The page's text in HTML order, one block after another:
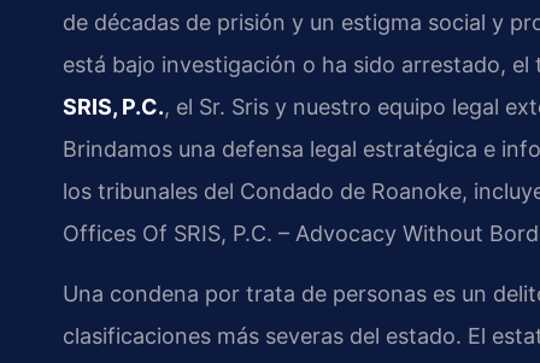
de décadas de prisión y un estigma social y
está bajo investigación o ha sido arrestado,
SRIS, P.C., el Sr. Sris y nuestro equipo legal
Brindamos una defensa legal estratégica e
los tribunales del Condado de Roanoke,
Offices Of SRIS, P.C. – Advocacy Without
Una condena por trata de personas es un
clasificaciones más severas del estado. El